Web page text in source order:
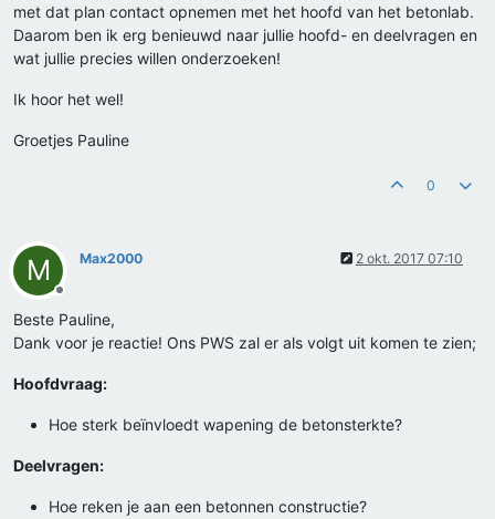
met dat plan contact opnemen met het hoofd van het betonlab.
Daarom ben ik erg benieuwd naar jullie hoofd- en deelvragen en
wat jullie precies willen onderzoeken!
Ik hoor het wel!
Groetjes Pauline
0
M
Offline
Max2000 2 okt. 2017 07:10
Beste Pauline,
Dank voor je reactie! Ons PWS zal er als volgt uit komen te zien;
Hoofdvraag:
Hoe sterk beïnvloedt wapening de betonsterkte?
Deelvragen:
Hoe reken je aan een betonnen constructie?